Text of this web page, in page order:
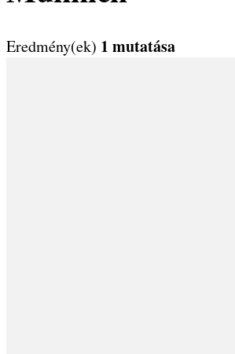
Eredmény(ek) 1 mutatása